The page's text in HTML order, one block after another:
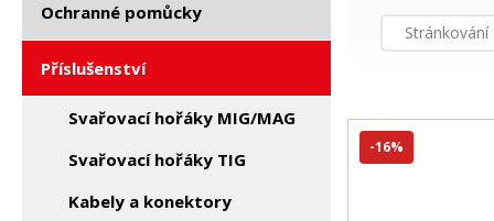
Ochranné pomůcky
Příslušenství
Svařovací hořáky MIG/MAG
Svařovací hořáky TIG
Kabely a konektory
Stránkování
-16%